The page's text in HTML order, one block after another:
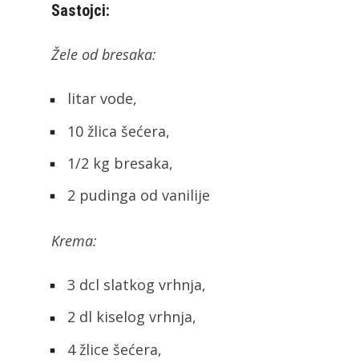
Sastojci:
Žele od bresaka:
litar vode,
10 žlica šećera,
1/2 kg bresaka,
2 pudinga od vanilije
Krema:
3 dcl slatkog vrhnja,
2 dl kiselog vrhnja,
4 žlice šećera,